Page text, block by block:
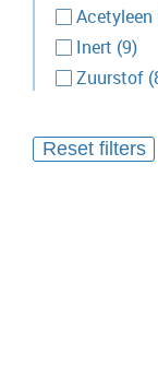
Acetyleen
Inert 9
Zuurstof